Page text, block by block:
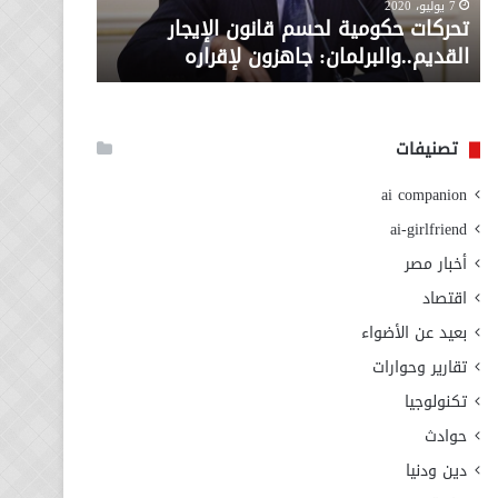
لإقراره
7 يوليو، 2020
تحركات حكومية لحسم قانون الإيجار
القديم..والبرلمان: جاهزون لإقراره
من
وزارة
الاجتماعي
تصنيفات
ai companion
ai-girlfriend
أخبار مصر
اقتصاد
بعيد عن الأضواء
تقارير وحوارات
تكنولوجيا
حوادث
دين ودنيا